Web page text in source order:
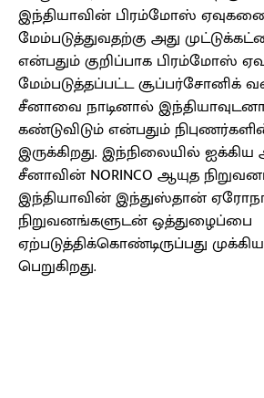
இந்தியாவின் பிரம்மோஸ்
மேம்படுத்துவதற்கு அது
என்பதும் குறிப்பாக பிரம்மோஸ்
மேம்படுத்தப்பட்ட சூப்பர்சோனிக்
சீனாவை நாடினால்
கண்டுவிடும் என்பதும்
இருக்கிறது. இந்நிலையில் ஐக்கிய
சீனாவின் NORINCO ஆயுத
இந்தியாவின் இந்துஸ்தான்
நிறுவனங்களுடன் ஒத்துழைப்பை
ஏற்படுத்திக்கொண்டிருப்பது
பெறுகிறது.